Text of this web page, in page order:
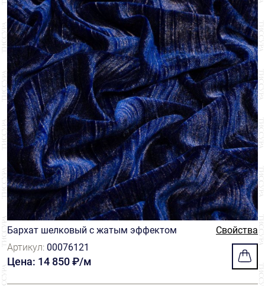
Бархат шелковый с жатым эффектом
Свойства
Артикул: 00076121
Цена: 14 850 ₽/м